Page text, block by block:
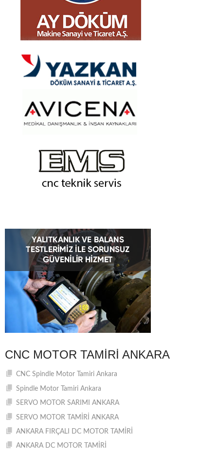
CNC MOTOR TAMIRI ANKARA
CNC Spindle Motor Tamiri Ankara
Spindle Motor Tamiri Ankara
SERVO MOTOR SARIMI ANKARA
SERVO MOTOR TAMİRİ ANKARA
ANKARA FIRÇALI DC MOTOR TAMİRİ
ANKARA DC MOTOR TAMİRİ